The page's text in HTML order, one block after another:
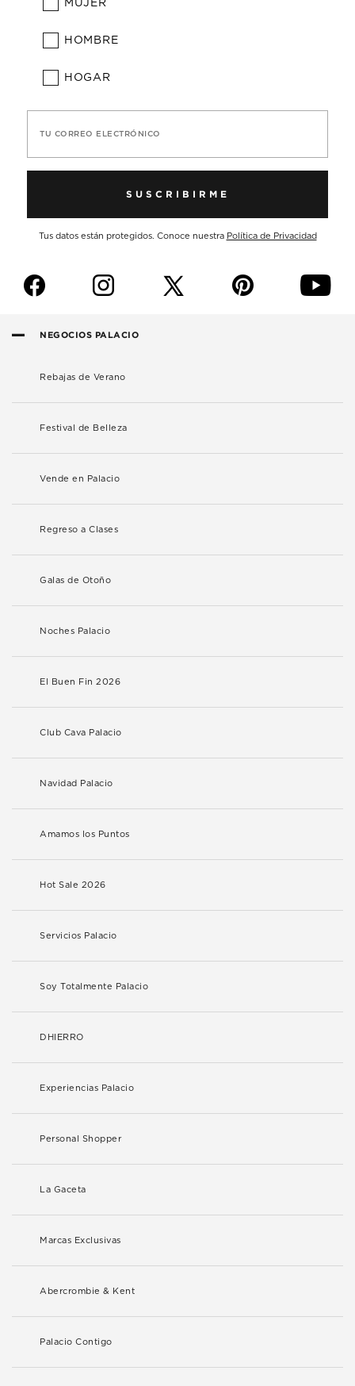
MUJER
HOMBRE
HOGAR
TU CORREO ELECTRÓNICO
SUSCRIBIRME
Tus datos están protegidos. Conoce nuestra Política de Privacidad
f i p y
NEGOCIOS PALACIO
Rebajas de Verano
Festival de Belleza
Vende en Palacio
Regreso a Clases
Galas de Otoño
Noches Palacio
El Buen Fin 2026
Club Cava Palacio
Navidad Palacio
Amamos los Puntos
Hot Sale 2026
Servicios Palacio
Soy Totalmente Palacio
DHIERRO
Experiencias Palacio
Personal Shopper
La Gaceta
Marcas Exclusivas
Abercrombie & Kent
Palacio Contigo